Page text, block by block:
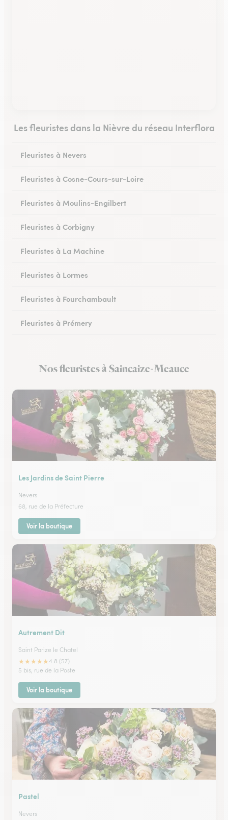
Les fleuristes dans la Nièvre du réseau Interflora
Fleuristes à Nevers
Fleuristes à Cosne-Cours-sur-Loire
Fleuristes à Moulins-Engilbert
Fleuristes à Corbigny
Fleuristes à La Machine
Fleuristes à Lormes
Fleuristes à Fourchambault
Fleuristes à Prémery
Fleuristes à Saint-Parize-le-Châtel
Nos fleuristes à Saincaize-Meauce
Les Jardins de Saint Pierre
Nevers
68, rue de la Préfecture
Voir la boutique
Autrement Dit
Saint Parize le Chatel
★★★★★4.8 (57)
5 bis, rue de la Poste
Voir la boutique
Pastel
Nevers